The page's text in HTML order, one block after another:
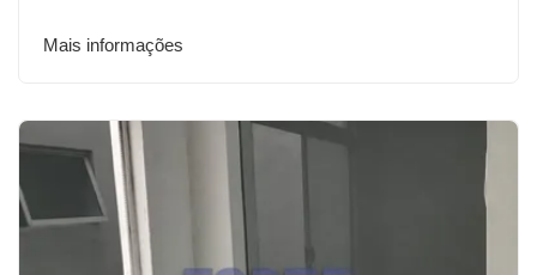
Mais informações